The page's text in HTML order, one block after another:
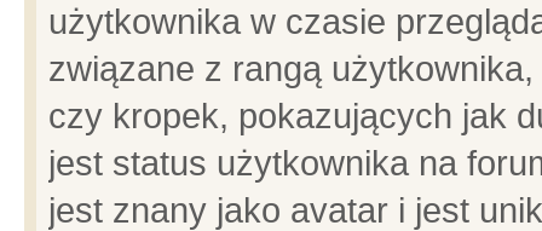
użytkownika w czasie
związane z rangą
czy kropek, pokazujących jak
jest status użytkownika na
jest znany jako avatar i jest